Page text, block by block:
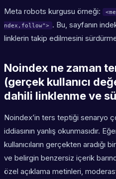
Meta robots kurgusu örneği:
ndex,follow"> . Bu, sayfanın
linklerin takip edilmesini
Noindex ne zaman
(gerçek kullanıcı
dahili linklenme ve
Noindex’in ters teptiği senaryo
iddiasının yanlış okunmasıdır.
kullanıcıların gerçekten aradığı
ve belirgin benzersiz içerik
özel açıklama metinleri,